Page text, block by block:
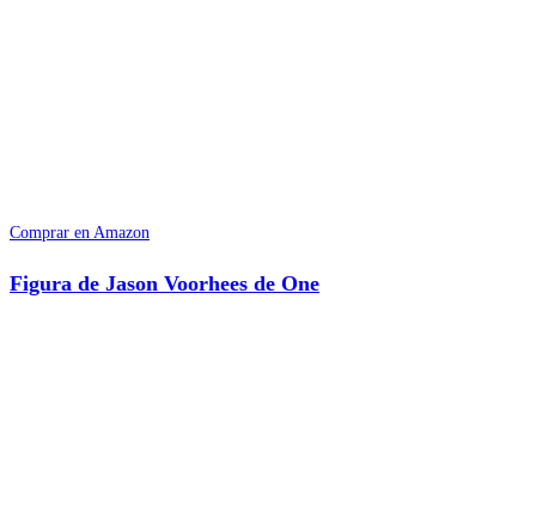
Comprar en Amazon
Figura de Jason Voorhees de One